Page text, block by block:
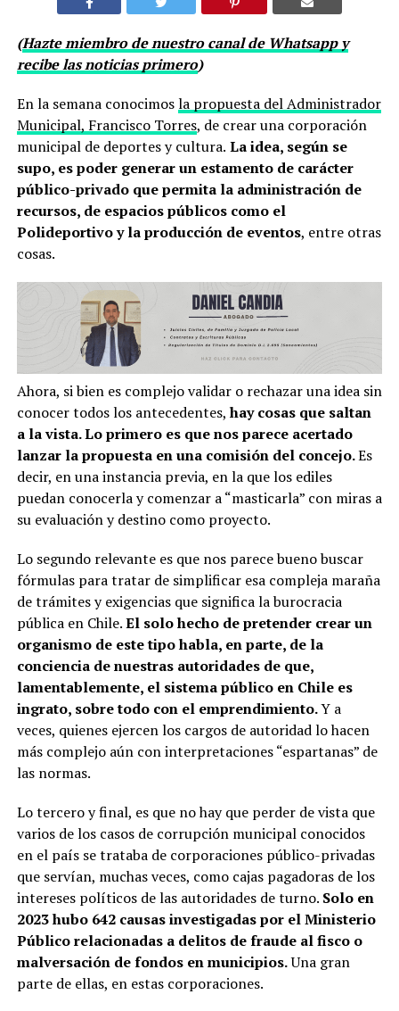
(Hazte miembro de nuestro canal de Whatsapp y
recibe las noticias primero)
En la semana conocimosla propuesta del Administrador
Municipal, Francisco Torres, de crear una corporación
municipal de deportes y cultura. La idea, según se
supo, es poder generar un estamento de carácter
público-privado que permita la administración de
recursos, de espacios públicos como el
Polideportivo y la producción de eventos, entre otras
cosas.
Ahora, si bien es complejo validar o rechazar una idea sin
conocer todos los antecedentes,hay cosas que saltan
a la vista. Lo primero es que nos parece acertado
lanzar la propuesta en una comisión del concejo.Es
decir, en una instancia previa, en la que los ediles
puedan conocerla y comenzar a “masticarla” con miras a
su evaluación y destino como proyecto.
Lo segundo relevante es que nos parece bueno buscar
fórmulas para tratar de simplificar esa compleja maraña
de trámites y exigencias que significa la burocracia
pública en Chile.El solo hecho de pretender crear un
organismo de este tipo habla, en parte, de la
conciencia de nuestras autoridades de que,
lamentablemente, el sistema público en Chile es
ingrato, sobre todo con el emprendimiento.Y a
veces, quienes ejercen los cargos de autoridad lo hacen
más complejo aún con interpretaciones “espartanas” de
las normas.
Lo tercero y final, es que no hay que perder de vista que
varios de los casos de corrupción municipal conocidos
en el país se trataba de corporaciones público-privadas
que servían, muchas veces, como cajas pagadoras de los
intereses políticos de las autoridades de turno. Solo en
2023 hubo 642 causas investigadas por el Ministerio
Público relacionadas a delitos de fraude al fisco o
malversación de fondos en municipios.Una gran
parte de ellas, en estas corporaciones.